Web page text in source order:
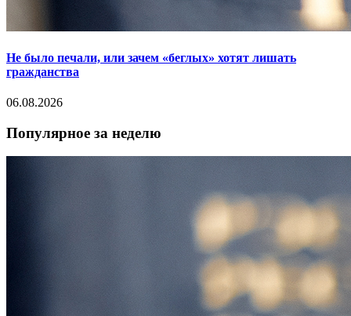
Не было печали, или зачем «беглых» хотят лишать
гражданства
06.08.2026
Популярное за неделю